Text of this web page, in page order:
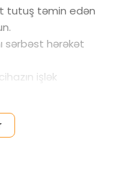
tutuş təmin edən
sərbəst hərəkət
işlək
həm də